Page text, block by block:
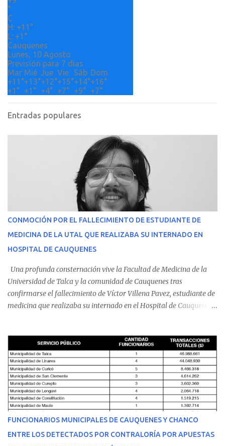
s
°
C
H: +11°
L: +1°
Cauquenes
Lunes, 10 Agosto
Previsión para 7 días
Mar Mié Jue Vie Sáb Dom
+11°+13°+12°+15°+14°+16°
+1° +1° +4° +7° +9° +7°
Entradas populares
CONMOCIÓN POR EL FALLECIMIENTO DE ESTUDIANTE DE
MEDICINA DE LA UTAL QUE REALIZABA SU INTERNADO EN
HOSPITAL DE CAUQUENES
Una profunda consternación vive la Facultad de Medicina de la
Universidad de Talca y la comunidad de Cauquenes tras
confirmarse el fallecimiento de Víctor Villena Pavez, estudiante de
medicina que realizaba su internado en el Hospital de Cauquenes.
malestares físicos. Dada la complejidad de su estado de salud, el
equipo médico determinó su traslado de urgencia al Hospital
Regional de Talca y dado la urgencia la ambulancia partió hacia
Talca con escolta de Carabineros. En medio del traslado, el
estudiante de medicina de 25 años, se agravó y pese a los esfuerzos
del personal de emergencia terminó falleciendo, sin alcanzar a
recibir atención especializada en el centro de destino. Apenas se
conoció la gravedad de su condición, sus padres —residentes en
Villarrica— se trasladaron a Cauquenes con la esperanza de una
FUNCIONARIOS MUNICIPALES DE CAUQUENES Y CHANCO
ENTRE LOS DETECTADOS POR CONTRALORÍA POR APUESTAS